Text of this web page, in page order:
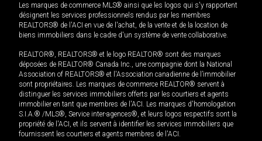
Les marques de commerce MLS® ainsi que les logos qui s'y rapportent
désignent les services professionnels rendus par les membres
REALTORS® de l'ACI en vue de l'achat, de la vente et de la location de
biens immobiliers dans le cadre d'un système de vente collaborative.
REALTOR®, REALTORS® et le logo REALTOR® sont des marques
déposées de REALTOR® Canada Inc., une compagnie dont la National
Association of REALTORS® et l'Association canadienne de l’immobilier
sont propriétaires. Les marques de commerce REALTOR® servent à
distinguer les services immobiliers offerts par les courtiers et agents
immobilier en tant que membres de l'ACI. Les marques d'homologation
S.I.A.® /MLS®, Service inter-agences®, et leurs logos respectifs sont la
propriété de l'ACI, et ils servent à identifier les services immobiliers que
fournissent les courtiers et agents membres de l'ACI.